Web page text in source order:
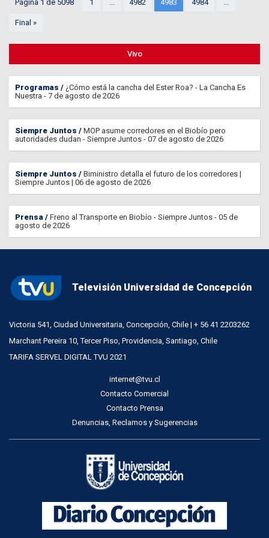
Página 1 de 5098 1 ... 4982 4983 4984 ...
Final »
Vivo
Programas
¿Cómo está la cancha del Ester Roa? - La Cancha Es
Nuestra - 7 de agosto de 2026
Siempre Juntos
MOP asume corredores en el Biobío pero
autoridades dudan - Siempre Juntos - 07 de agosto de 2026
Siempre Juntos
Biministro detalla el futuro de los corredores |
Siempre Juntos | 06 de agosto de 2026
Prensa
Freno al Transporte en Biobío - Siempre Juntos - 05 de
agosto de 2026
Televisión Universidad de Concepción
Victoria 541, Ciudad Universitaria, Concepción, Chile | + 56 41 2203262
Marchant Pereira 10, Tercer Piso, Providencia, Santiago, Chile
TARIFA SERVEL DIGITAL TVU 2021
internet@tvu.cl
Contacto Comercial
Contacto Prensa
Denuncias, Reclamos y Sugerencias